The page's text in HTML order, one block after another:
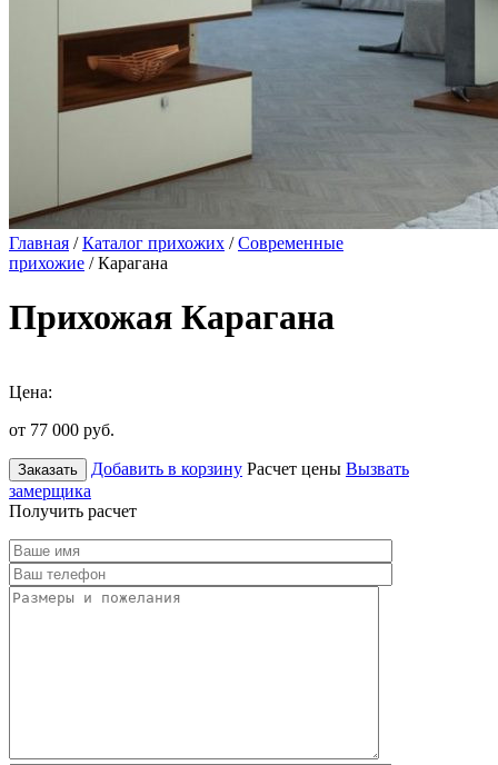
Главная /Каталог прихожих /Современные
прихожие / Карагана
Прихожая Карагана
Цена:
от 77 000 руб.
Заказать Добавить в корзину Расчет цены Вызвать
замерщика
Получить расчет